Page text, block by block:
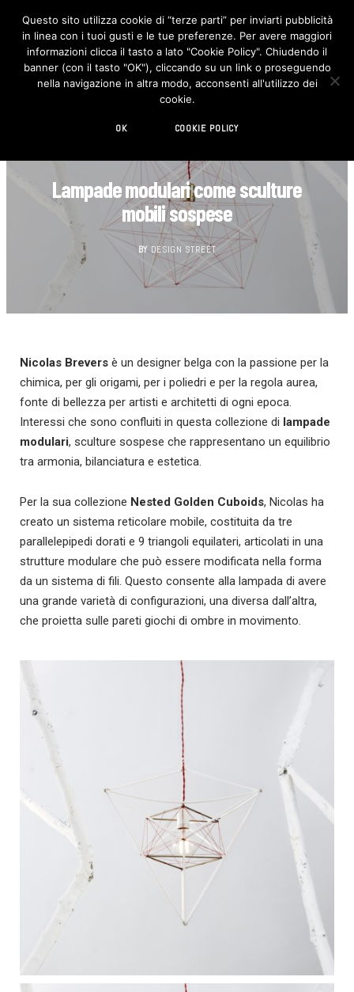
F
c
e
b
o
I
n
s
t
Lampade modulari come sculture
mobili sospese
BY DESIGN STREET
Nicolas Brevers è un designer belga con la passione per la
chimica, per gli origami, per i poliedri e per la regola aurea,
fonte di bellezza per artisti e architetti di ogni epoca.
Interessi che sono confluiti in questa collezione di lampade
modulari, sculture sospese che rappresentano un equilibrio
tra armonia, bilanciatura e estetica.
Per la sua collezione Nested Golden Cuboids, Nicolas ha
creato un sistema reticolare mobile, costituita da tre
parallelepipedi dorati e 9 triangoli equilateri, articolati in una
strutture modulare che può essere modificata nella forma
da un sistema di fili. Questo consente alla lampada di avere
una grande varietà di configurazioni, una diversa dall’altra,
che proietta sulle pareti giochi di ombre in movimento.
Questo sito utilizza cookie di “terze parti” per inviarti pubblicità
in linea con i tuoi gusti e le tue preferenze. Per avere maggiori
informazioni clicca il tasto a lato "Cookie Policy". Chiudendo il
banner (con il tasto "OK"), cliccando su un link o proseguendo
nella navigazione in altra modo, acconsenti all'utilizzo dei
cookie.
OK COOKIE POLICY